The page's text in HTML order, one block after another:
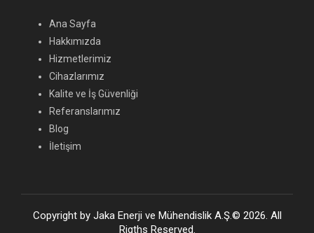
Ana Sayfa
Hakkımızda
Hizmetlerimiz
Cihazlarımız
Kalite ve İş Güvenliği
Referanslarımız
Blog
İletişim
Copyright by Jaka Enerji ve Mühendislik A.Ş.© 2026. All
Rigths Reserved.